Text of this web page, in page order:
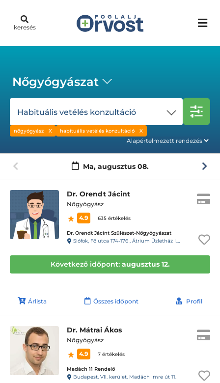
keresés
Nőgyógyászat
Habituális vetélés konzultáció
nőgyógyász habituális vetélés konzultáció
Ma, augusztus 08.
Dr. Orendt Jácint
Nőgyógyász
4.9
635 értékelés
Dr. Orendt Jácint Szülészet-Nőgyógyászat
Siófok, Fő utca 174-176 , Átrium Üzletház I. emelet
Következő időpont: augusztus 12.
Árlista Összes időpont Profil
Dr. Mátrai Ákos
Nőgyógyász
4.9
7 értékelés
Madách 11 Rendelő
Budapest, VII. kerület, Madách Imre út 11.